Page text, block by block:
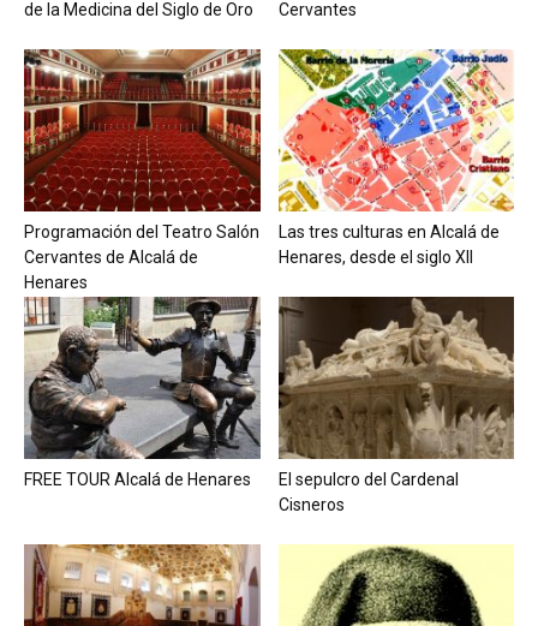
de la Medicina del Siglo de Oro
Cervantes
Programación del Teatro Salón
Cervantes de Alcalá de
Henares
Las tres culturas en Alcalá de
Henares, desde el siglo XII
FREE TOUR Alcalá de Henares
El sepulcro del Cardenal
Cisneros